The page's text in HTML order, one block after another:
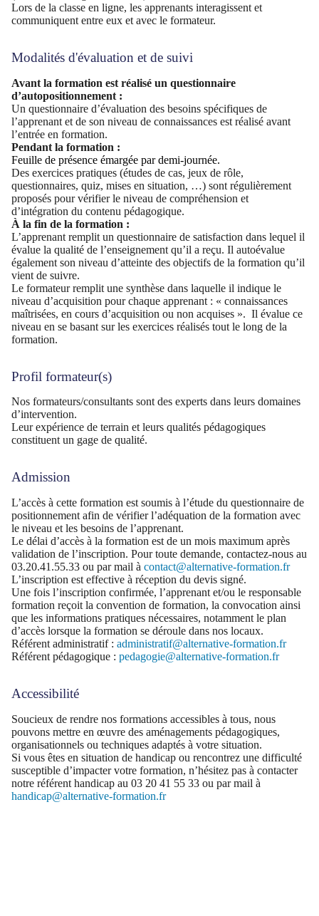
Lors de la classe en ligne, les apprenants interagissent et
communiquent entre eux et avec le formateur.
Modalités d'évaluation et de suivi
Avant la formation est réalisé un questionnaire
d’autopositionnement :
Un questionnaire d’évaluation des besoins spécifiques de
l’apprenant et de son niveau de connaissances est réalisé avant
l’entrée en formation.
Pendant la formation :
Feuille de présence émargée par demi-journée.
Des exercices pratiques (études de cas, jeux de rôle,
questionnaires, quiz, mises en situation, …) sont régulièrement
proposés pour vérifier le niveau de compréhension et
d’intégration du contenu pédagogique.
À la fin de la formation :
L’apprenant remplit un questionnaire de satisfaction dans lequel il
évalue la qualité de l’enseignement qu’il a reçu. Il autoévalue
également son niveau d’atteinte des objectifs de la formation qu’il
vient de suivre.
Le formateur remplit une synthèse dans laquelle il indique le
niveau d’acquisition pour chaque apprenant : « connaissances
maîtrisées, en cours d’acquisition ou non acquises ». Il évalue ce
niveau en se basant sur les exercices réalisés tout le long de la
formation.
Profil formateur(s)
Nos formateurs/consultants sont des experts dans leurs domaines
d’intervention.
Leur expérience de terrain et leurs qualités pédagogiques
constituent un gage de qualité.
Admission
L’accès à cette formation est soumis à l’étude du questionnaire de
positionnement afin de vérifier l’adéquation de la formation avec
le niveau et les besoins de l’apprenant.
Le délai d’accès à la formation est de un mois maximum après
validation de l’inscription. Pour toute demande, contactez-nous au
03.20.41.55.33 ou par mail à contact@alternative-formation.fr
L’inscription est effective à réception du devis signé.
Une fois l’inscription confirmée, l’apprenant et/ou le responsable
formation reçoit la convention de formation, la convocation ainsi
que les informations pratiques nécessaires, notamment le plan
d’accès lorsque la formation se déroule dans nos locaux.
Référent administratif : administratif@alternative-formation.fr
Référent pédagogique : pedagogie@alternative-formation.fr
Accessibilité
Soucieux de rendre nos formations accessibles à tous, nous
pouvons mettre en œuvre des aménagements pédagogiques,
organisationnels ou techniques adaptés à votre situation.
Si vous êtes en situation de handicap ou rencontrez une difficulté
susceptible d’impacter votre formation, n’hésitez pas à contacter
notre référent handicap au 03 20 41 55 33 ou par mail à
handicap@alternative-formation.fr